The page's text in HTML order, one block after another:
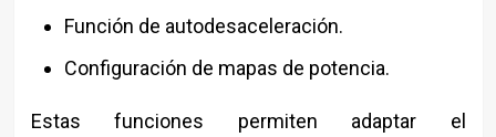
Función de autodesaceleración.
Configuración de mapas de potencia.
Estas funciones permiten adaptar el